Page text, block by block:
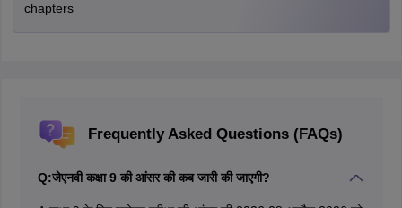
chapters
Frequently Asked Questions (FAQs)
Q:जेएनवी कक्षा 9 की आंसर की कब जारी की जाएगी?